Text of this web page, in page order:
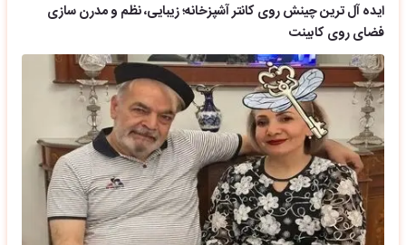
ایده آل ترین چینش روی کانتر آشپزخانه؛ زیبایی، نظم و مدرن سازی
فضای روی کابینت